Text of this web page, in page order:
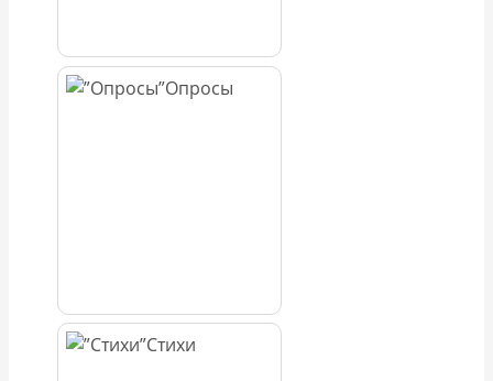
Опросы
Стихи